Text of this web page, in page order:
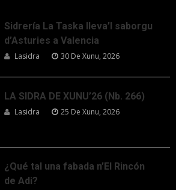
Sidrería La Taska lleva’l saborgu
d’Asturies a Valencia
Lasidra 30 De Xunu, 2026
LA SIDRA DE XUNU’26 (Nb. 266)
Lasidra 25 De Xunu, 2026
¿Qué tal una fabada n’El Rincón
de Adi?